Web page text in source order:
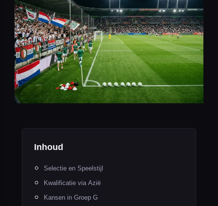
Inhoud
Selectie en Speelstijl
Kwalificatie via Azië
Kansen in Groep G